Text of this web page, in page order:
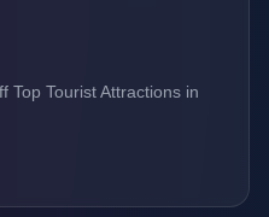
Top Tourist Attractions in